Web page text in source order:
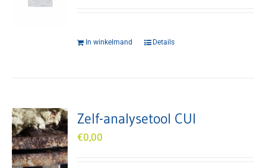
In winkelmand Details
Zelf-analysetool CUI
€0,00